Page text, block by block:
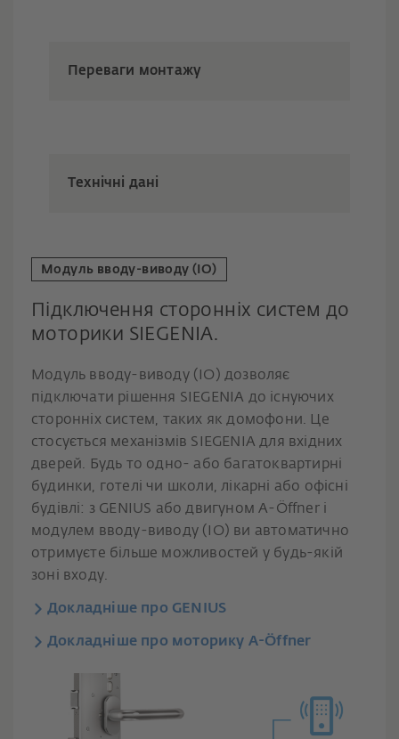
Переваги монтажу
Технічні дані
Модуль вводу-виводу (IO)
Підключення сторонніх систем до
моторики SIEGENIA.
Модуль вводу-виводу (IO) дозволяє
підключати рішення SIEGENIA до існуючих
сторонніх систем, таких як домофони. Це
стосується механізмів SIEGENIA для вхідних
дверей. Будь то одно- або багатоквартирні
будинки, готелі чи школи, лікарні або офісні
будівлі: з GENIUS або двигуном A-Öffner і
модулем вводу-виводу (IO) ви автоматично
отримуєте більше можливостей у будь-якій
зоні входу.
Докладніше про GENIUS
Докладніше про моторику A-Öffner